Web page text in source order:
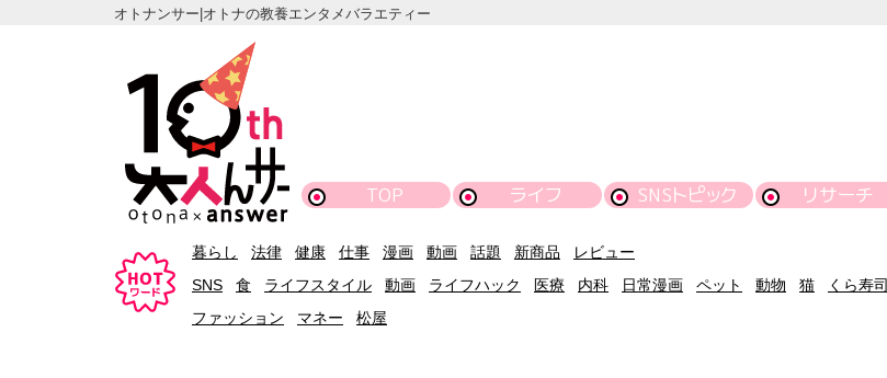
オトナンサー|オトナの教養エンタメバラエティー
TOP ライフ SNSトピック リサーチ
暮らし 法律 健康 仕事 漫画 動画 話題 新商品
レビュー
SNS
食 ライフスタイル 動画 ライフハック 医療 内科 日常漫画 ペット 動物 猫 くら寿司
ファッション
マネー 松屋